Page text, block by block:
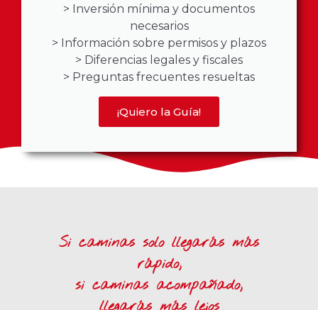
> Inversión mínima y documentos
necesarios
> Información sobre permisos y plazos
> Diferencias legales y fiscales
> Preguntas frecuentes resueltas
¡Quiero la Guía!
Si caminas solo llegarás más
rápido,
si caminas acompañado,